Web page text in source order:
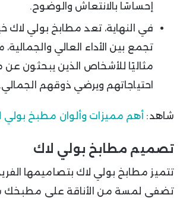
إحساسًا بالانتعاش والوضوح.
في النهاية، تعد مطابخ بولي لاك
تجمع بين الأداء العالي والجمالية،
مثاليًا للأشخاص الذين يبحثون
احتياجاتهم ويرضي ذوقهم الجمالي.
شاهد: أهم مميزات وألوان مطبخ بولي
تصميم مطابخ بولي لاك
تتميز مطابخ بولي لاك بتصاميمها
تضفي لمسة من الأناقة على مطبخك